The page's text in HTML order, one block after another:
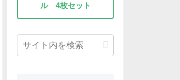
ル 4枚セット